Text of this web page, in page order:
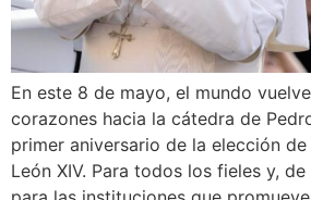
En este 8 de mayo, el mundo
corazones hacia la cátedra de
primer aniversario de la elección
León XIV. Para todos los fieles y,